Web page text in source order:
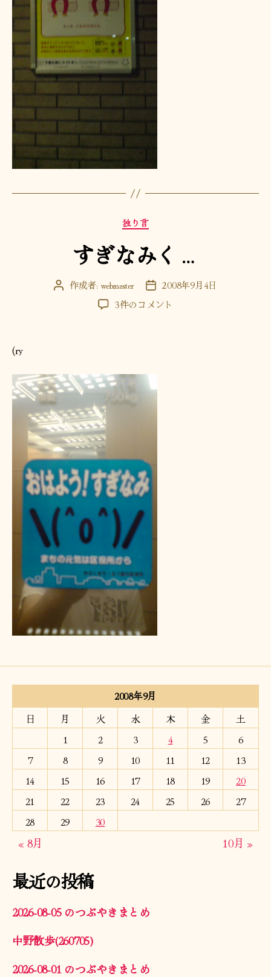
カ
テ
ゴ
リ
独り言
すぎなみく…
投 作成者: webmaster
投
稿
日
2008年9月4日
す
の
3件のコメント
(ry
2008年9月
日
月 火 水 木 金
土
1
2 3 4 5
6
7
8 9 10 11 12
13
14
15 16 17 18 19
20
21
22 23 24 25 26
27
28
29 30
« 8月 10月 »
最近の投稿
2026-08-05 のつぶやきまとめ
中野散歩(260705)
2026-08-01 のつぶやきまとめ